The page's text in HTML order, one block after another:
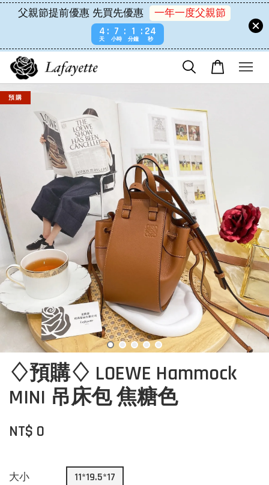
父親節提前優惠 先買先優惠
一年一度父親節
4
天
7
小時
1
分鐘
24
秒
預 購
♢預購♢ LOEWE Hammock
MINI 吊床包 焦糖色
NT$ 0
大小 11*19.5*17